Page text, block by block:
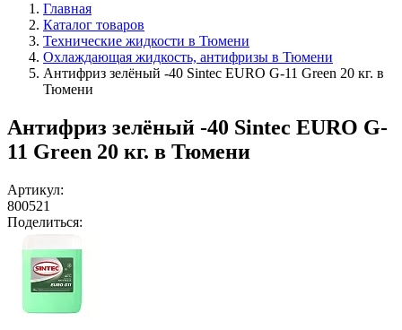
Главная
Каталог товаров
Технические жидкости в Тюмени
Охлаждающая жидкость, антифризы в Тюмени
Антифриз зелёный -40 Sintec EURO G-11 Green 20 кг. в
Тюмени
Антифриз зелёный -40 Sintec EURO G-
11 Green 20 кг. в Тюмени
Артикул:
800521
Поделиться: